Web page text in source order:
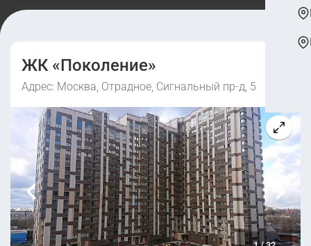
ЖК «Поколение»
Адрес: Москва, Отрадное, Сигнальный пр-д, 5